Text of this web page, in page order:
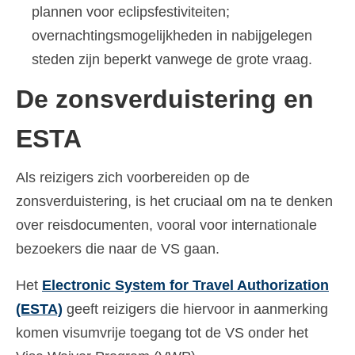
plannen voor eclipsfestiviteiten;
overnachtingsmogelijkheden in nabijgelegen
steden zijn beperkt vanwege de grote vraag.
De zonsverduistering en
ESTA
Als reizigers zich voorbereiden op de
zonsverduistering, is het cruciaal om na te denken
over reisdocumenten, vooral voor internationale
bezoekers die naar de VS gaan.
Het Electronic System for Travel Authorization
(ESTA) geeft reizigers die hiervoor in aanmerking
komen visumvrije toegang tot de VS onder het